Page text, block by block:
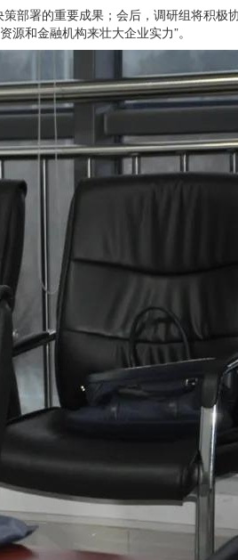
部署的重要成果；会后，调研组将积极
和金融机构来壮大企业实力”。